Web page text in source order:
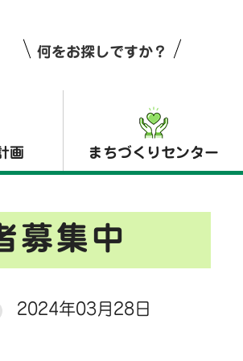
何をお探しですか？
画 まちづくりセンター
募集中
2024年03月28日